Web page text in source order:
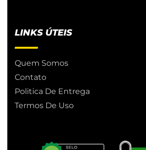
LINKS ÚTEIS
Quem Somos
Contato
Politica De Entrega
Termos De Uso